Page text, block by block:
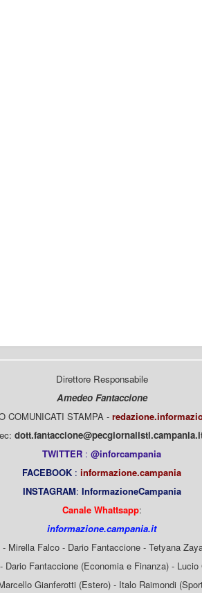
Direttore Responsabile
Amedeo Fantaccione
COMUNICATI STAMPA -
TWITTER : @inforcampania
FACEBOOK : informazione.campania
INSTAGRAM: InformazioneCampania
Canale Whattsapp:
informazione.campania.it
Mirella Falco - Dario Fantaccione - Tetyana
Dario Fantaccione (Economia e Finanza) -
Gianferotti (Estero) - Italo Raimondi